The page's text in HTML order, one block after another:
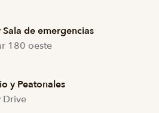
de emergencias
180 oeste
y Peatonales
Drive